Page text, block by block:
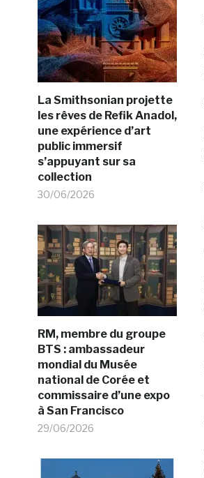
La Smithsonian projette
les rêves de Refik Anadol,
une expérience d’art
public immersif
s’appuyant sur sa
collection
30/06/2026
RM, membre du groupe
BTS : ambassadeur
mondial du Musée
national de Corée et
commissaire d’une expo
à San Francisco
29/06/2026